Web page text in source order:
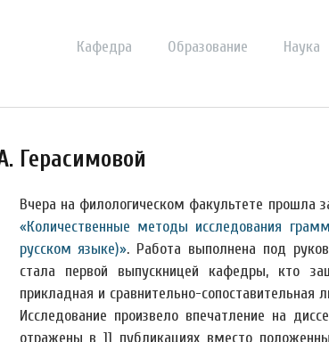
Кафедра Образование Наука
Герасимовой
Вчера на филологическом факультете прошла
«Количественные методы исследования
русском языке)». Работа выполнена под
стала первой выпускницей кафедры, кто
прикладная и сравнительно-сопоставительная
Исследование произвело впечатление на
отражены в 11 публикациях вместо